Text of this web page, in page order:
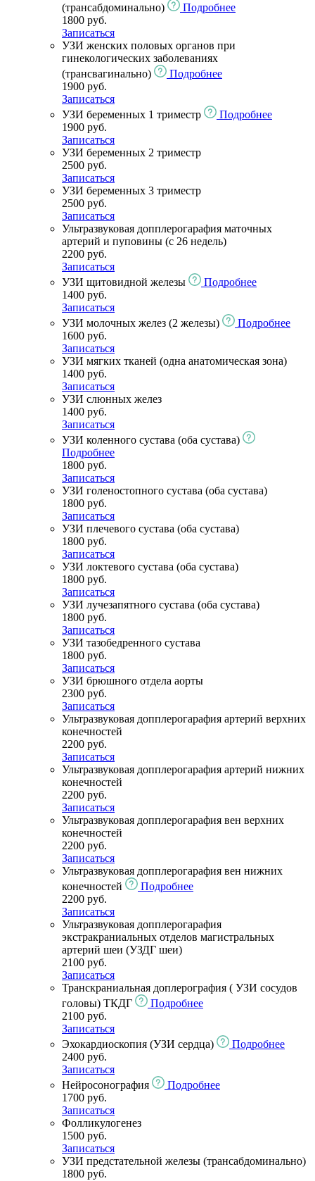
(трансабдоминально)
Подробнее
1800 руб.
Записаться
УЗИ женских половых органов при
гинекологических заболеваниях
(трансвагинально)
Подробнее
1900 руб.
Записаться
УЗИ беременных 1 триместр
Подробнее
1900 руб.
Записаться
УЗИ беременных 2 триместр
2500 руб.
Записаться
УЗИ беременных 3 триместр
2500 руб.
Записаться
Ультразвуковая допплерогарафия маточных
артерий и пуповины (с 26 недель)
2200 руб.
Записаться
УЗИ щитовидной железы
Подробнее
1400 руб.
Записаться
УЗИ молочных желез (2 железы)
Подробнее
1600 руб.
Записаться
УЗИ мягких тканей (одна анатомическая зона)
1400 руб.
Записаться
УЗИ слюнных желез
1400 руб.
Записаться
УЗИ коленного сустава (оба сустава)
Подробнее
1800 руб.
Записаться
УЗИ голеностопного сустава (оба сустава)
1800 руб.
Записаться
УЗИ плечевого сустава (оба сустава)
1800 руб.
Записаться
УЗИ локтевого сустава (оба сустава)
1800 руб.
Записаться
УЗИ лучезапятного сустава (оба сустава)
1800 руб.
Записаться
УЗИ тазобедренного сустава
1800 руб.
Записаться
УЗИ брюшного отдела аорты
2300 руб.
Записаться
Ультразвуковая допплерогарафия артерий верхних
конечностей
2200 руб.
Записаться
Ультразвуковая допплерогарафия артерий нижних
конечностей
2200 руб.
Записаться
Ультразвуковая допплерогарафия вен верхних
конечностей
2200 руб.
Записаться
Ультразвуковая допплерогарафия вен нижних
конечностей
Подробнее
2200 руб.
Записаться
Ультразвуковая допплерогарафия
экстракраниальных отделов магистральных
артерий шеи (УЗДГ шеи)
2100 руб.
Записаться
Транскраниальная доплерография ( УЗИ сосудов
головы) ТКДГ
Подробнее
2100 руб.
Записаться
Эхокардиоскопия (УЗИ сердца)
Подробнее
2400 руб.
Записаться
Нейросонография
Подробнее
1700 руб.
Записаться
Фолликулогенез
1500 руб.
Записаться
УЗИ предстательной железы (трансабдоминально)
1800 руб.